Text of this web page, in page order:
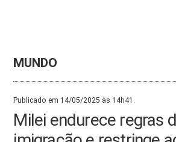
MUNDO
Publicado em 14/05/2025 às 14h41.
Milei endurece regras